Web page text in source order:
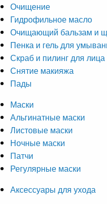
Очищение
Гидрофильное масло
Очищающий бальзам и
Пенка и гель для
Скраб и пилинг для лица
Снятие макияжа
Пады
Маски
Альгинатные маски
Листовые маски
Ночные маски
Патчи
Регулярные маски
Аксессуары для ухода